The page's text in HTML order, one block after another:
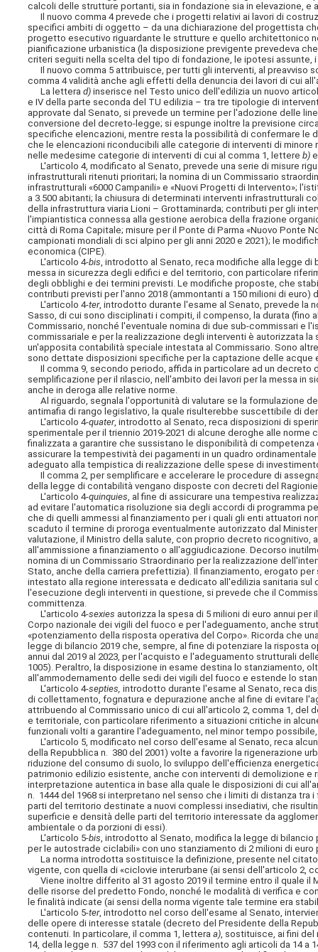
calcoli delle strutture portanti, sia in fondazione sia in elevazione,
Il nuovo comma 4 prevede che i progetti relativi ai lavori di
specifici ambiti di oggetto – da una dichiarazione del progettista
progetto esecutivo riguardante le strutture e quello architettonico
pianificazione urbanistica (la disposizione previgente prevedeva
criteri seguiti nella scelta del tipo di fondazione, le ipotesi
Il nuovo comma 5 attribuisce, per tutti gli interventi, al preavviso
comma 4 validità anche agli effetti della denuncia dei lavori di cui
La letterad) inserisce nel Testo unico dell'edilizia un nuovo
e IV della parte seconda del TU edilizia – tra tre tipologie di
approvate dal Senato, si prevede un termine per l'adozione delle
conversione del decreto-legge; si espunge inoltre la previsione
specificheelencazioni, mentre resta la possibilità di confermare le
che le elencazioni riconducibili alle categorie di interventi di minore
nelle medesime categorie di interventi di cui al comma 1, lettereb)
L'articolo 4, modificato al Senato, prevede una serie di misure
infrastrutturali ritenuti prioritari; la nomina di un Commissario
infrastrutturali «6000 Campanili» e «Nuovi Progetti di Intervento»;
a 3.500 abitanti; la chiusura di determinati interventi infrastrutturali
della infrastruttura viaria Lioni – Grottaminarda; contributi per gli
l'impiantistica connessa alla gestione aerobica della frazione
città di Roma Capitale; misure per il Ponte di Parma «Nuovo Ponte
campionati mondiali di sci alpino per gli anni 2020 e 2021); le
economica (CIPE).
L'articolo 4-bis, introdotto al Senato, reca modifiche alla legge di
messa in sicurezza degli edifici e del territorio, con particolare
degli obblighi e dei termini previsti. Le modifiche proposte, che
contributi previsti per l'anno 2018 (ammontanti a 150 milioni di
L'articolo 4-ter, introdotto durante l'esame al Senato, prevede la
Sasso, di cui sono disciplinati i compiti, il compenso, la durata (fino
Commissario, nonché l'eventuale nomina di due sub-commissari e
commissariale e per la realizzazione degli interventi è autorizzata
un'apposita contabilità speciale intestata al Commissario. Sono
sono dettate disposizioni specifiche per la captazione delle acque
Il comma 9, secondo periodo, affida in particolare ad un decreto
semplificazione per il rilascio, nell'ambito dei lavori per la messa in
anche in deroga alle relative norme.
Al riguardo, segnala l'opportunità di valutare se la formulazione
antimafia di rango legislativo, la quale risulterebbe suscettibile di
L'articolo 4-quater, introdotto al Senato, reca disposizioni di
sperimentale per il triennio 2019-2021 di alcune deroghe alle
finalizzata a garantire che sussistano le disponibilità di
assicurare latempestività dei pagamenti in un quadro
adeguato alla tempistica di realizzazione delle spese di
Il comma 2, per semplificare e accelerare le procedure di
della legge di contabilità vengano disposte con decreti del
L'articolo 4-quinquies, al fine di assicurare una tempestiva
ad evitare l'automatica risoluzione sia degli accordi di programma
che di quelli ammessi al finanziamento per i quali gli enti attuatori
scaduto il termine di proroga eventualmente autorizzato dal
valutazione, il Ministro della salute, con proprio decreto ricognitivo,
all'ammissione a finanziamento o all'aggiudicazione. Decorso
nomina di un Commissario Straordinario per la realizzazione
Stato, anche della carriera prefettizia). Il finanziamento, erogato
intestato alla regione interessata e dedicato all'edilizia sanitaria sul
l'esecuzione degli interventi in questione, si prevede che il
committenza.
L'articolo 4-sexies autorizza la spesa di 5 milioni di euro annui
Corpo nazionale dei vigili del fuoco e per l'adeguamento, anche
«potenziamento della risposta operativa del Corpo». Ricorda che
legge di bilancio 2019 che, sempre, al fine di potenziare la risposta
annui dal 2019 al 2023, per l'acquisto e l'adeguamento strutturali
1005). Peraltro, la disposizione in esame destina lo stanziamento,
all'ammodernamento delle sedi dei vigili del fuoco e estende lo
L'articolo 4-septies, introdotto durante l'esame al Senato, reca
di collettamento, fognatura e depurazione anche al fine di evitare
attribuendo al Commissario unico di cui all'articolo 2, comma 1,
e territoriale, con particolare riferimento a situazioni critiche in
funzionali volti a garantire l'adeguamento, nel minor tempo
L'articolo 5, modificato nel corso dell'esame al Senato, reca
della Repubblica n. 380 del 2001) volte a favorire la rigenerazione
riduzione del consumo di suolo, lo sviluppo dell'efficienza
patrimonio edilizio esistente, anche con interventi di demolizione e
interpretazione autentica in base alla quale le disposizioni di cui
n. 1444 del 1968 si interpretano nel senso che i limiti di distanza
parti del territorio destinate a nuovi complessi insediativi, che
superficie e densità delle parti del territorio interessate da
ambientale o da porzioni di essi).
L'articolo 5-bis, introdotto al Senato, modifica la legge di bilancio
per le autostrade ciclabili» con uno stanziamento di 2 milioni di euro
La norma introdotta sostituisce la definizione, presente nel citato
vigente, con quella di «ciclovie interurbane (ai sensi dell'articolo 2,
Viene inoltre differito al 31 agosto 2019 il termine entro il quale il
delle risorse del predetto Fondo, nonché le modalità di verifica e
le finalità indicate (ai sensi della norma vigente tale termine era
L'articolo 5-ter, introdotto nel corso dell'esame al Senato,
delle opere di interesse statale (decreto del Presidente della
contenuti. In particolare, il comma 1, letteraa), sostituisce, ai fini del
14, della legge n. 537 del 1993 con il riferimento agli articoli da 14 a